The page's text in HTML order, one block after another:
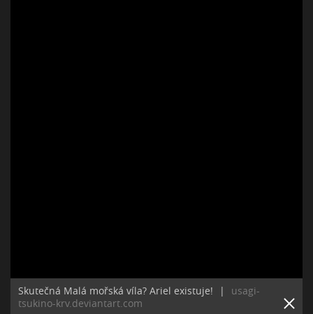
Skutečná Malá mořská víla? Ariel existuje! |
usagi-
tsukino-krv.deviantart.com